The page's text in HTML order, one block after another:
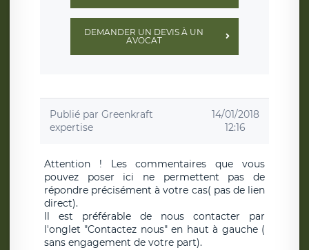
DEMANDER UN DEVIS À UN
AVOCAT
Publié par Greenkraft
expertise
14/01/2018
12:16
Attention ! Les commentaires que vous
pouvez poser ici ne permettent pas de
répondre précisément à votre cas( pas de lien
direct).
Il est préférable de nous contacter par
l'onglet "Contactez nous" en haut à gauche (
sans engagement de votre part).